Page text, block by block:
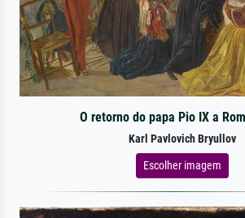
O retorno do papa Pio IX a
Karl Pavlovich Bryullov
Escolher imagem